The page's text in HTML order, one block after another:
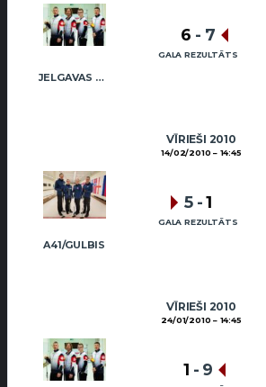
JELGAVAS MAIZNIEKS
6 - 7
GALA REZULTĀTS
VĪRIEŠI 2010
14/02/2010 14:45
A41/GULBIS
5 -1
GALA REZULTĀTS
VĪRIEŠI 2010
24/01/2010 14:45
1 - 9